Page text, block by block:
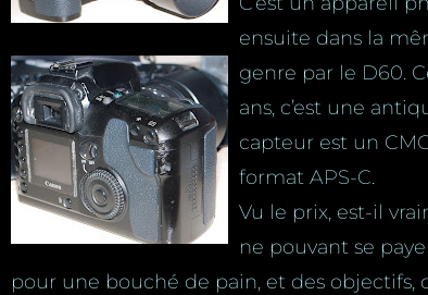
ensuite dans la
genre par le D60.
ans, c’est une
capteur est un
format APS-C.
Vu le prix, est-il
ne pouvant se
pour une bouché de pain, et des